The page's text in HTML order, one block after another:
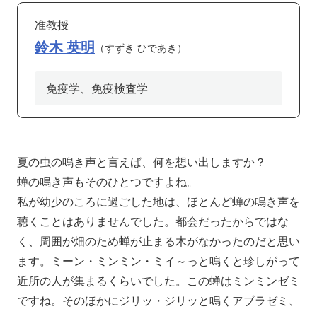
入試情報
対象者別
地域の方へ 来院の方（診療）へ
入学希望の方へ 在学生の方へ
卒業生の方へ 教職員の方へ
取材・撮影申し込み
准教授
鈴木 英明 すずき ひであき
免疫学、免疫検査学
夏の虫の鳴き声と言えば、何を想い出しますか？
蝉の鳴き声もそのひとつですよね。
私が幼少のころに過ごした地は、ほとんど蝉の鳴き声を
聴くことはありませんでした。都会だったからではな
く、周囲が畑のため蝉が止まる木がなかったのだと思い
ます。ミーン・ミンミン・ミイ～っと鳴くと珍しがって
近所の人が集まるくらいでした。この蝉はミンミンゼミ
ですね。そのほかにジリッ・ジリッと鳴くアブラゼミ、